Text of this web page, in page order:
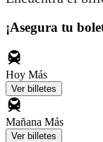
¡Asegura tu
Hoy Más
Ver billetes
Mañana Más
Ver billetes